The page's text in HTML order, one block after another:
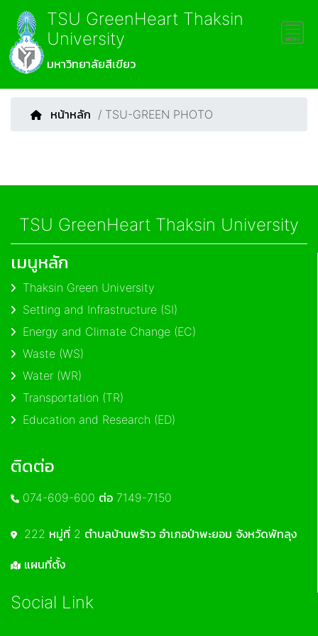
TSU GreenHeart Thaksin
University
มหาวิทยาลัยสีเขียว
หน้าหลัก / TSU-GREEN PHOTO
TSU GreenHeart Thaksin University
เมนูหลัก
Thaksin Green University
Setting and Infrastructure (SI)
Energy and Climate Change (EC)
Waste (WS)
Water (WR)
Transportation (TR)
Education and Research (ED)
ติดต่อ
074-609-600 ต่อ 7149-7150
222 หมู่ที่ 2 ตำบลบ้านพร้าว อำเภอป่าพะยอม จังหวัดพัทลุง
แผนที่ตั้ง
Social Link